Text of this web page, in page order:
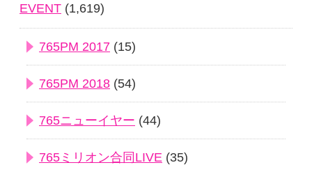
EVENT (1,619)
765PM 2017 (15)
765PM 2018 (54)
765ニューイヤー (44)
765ミリオン合同LIVE (35)